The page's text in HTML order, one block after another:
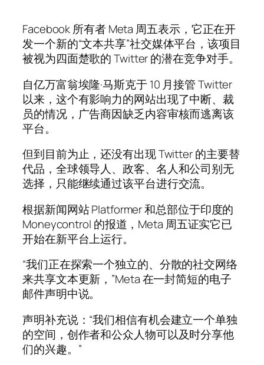
Facebook 所有者 Meta 周五表示，它正在开
发一个新的“文本共享”社交媒体平台，该项目
被视为四面楚歌的 Twitter 的潜在竞争对手。
自亿万富翁埃隆·马斯克于 10 月接管 Twitter
以来，这个有影响力的网站出现了中断、裁
员的情况，广告商因缺乏内容审核而逃离该
平台。
但到目前为止，还没有出现 Twitter 的主要替
代品，全球领导人、政客、名人和公司别无
选择，只能继续通过该平台进行交流。
根据新闻网站 Platformer 和总部位于印度的
Moneycontrol 的报道，Meta 周五证实它已
开始在新平台上运行。
“我们正在探索一个独立的、分散的社交网络
来共享文本更新，”Meta 在一封简短的电子
邮件声明中说。
声明补充说：“我们相信有机会建立一个单独
的空间，创作者和公众人物可以及时分享他
们的兴趣。”